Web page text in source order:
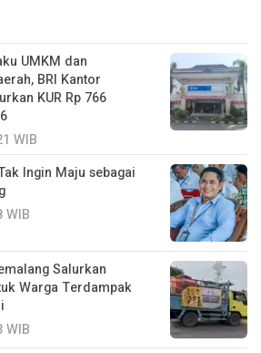
UMKM dan
BRI Kantor
KUR Rp 766
WIB
Ingin Maju sebagai
WIB
Salurkan
Warga Terdampak
WIB